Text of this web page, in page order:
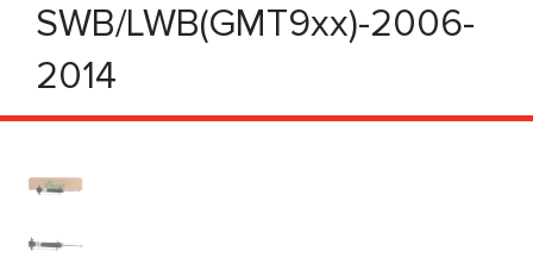
SWB/LWB(GMT9xx)-2006-
2014